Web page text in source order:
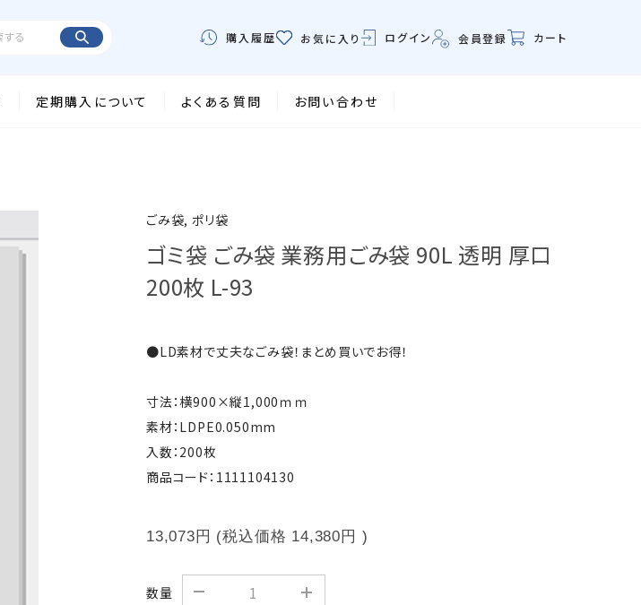
購入履歴 お気に入り ログイン 会員登録 カート
定期購入について よくある質問 お問い合わせ
ごみ袋, ポリ袋
ゴミ袋 ごみ袋 業務用ごみ袋 90L 透明 厚口
200枚 L-93
●LD素材で丈夫なごみ袋！まとめ買いでお得！
寸法：横900×縦1,000ｍｍ
素材：LDPE0.050mm
入数：200枚
商品コード：1111104130
13,073円 (税込価格 14,380円 )
数量